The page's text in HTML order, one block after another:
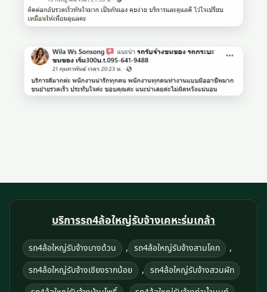
บริการรถ4ล้อใหญ่รับจ้างเคหะร่มเกล้า
รถ4ล้อใหญ่รับจ้างบางด้วน , รถ4ล้อใหญ่รับจ้างสามโคก ,
รถ4ล้อใหญ่รับจ้างเชียงรากน้อย , รถ4ล้อใหญ่รับจ้างสวนผัก